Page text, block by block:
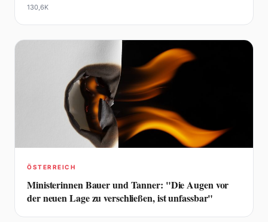
130,6K
ÖSTERREICH
Ministerinnen Bauer und Tanner: "Die Augen vor
der neuen Lage zu verschließen, ist unfassbar"